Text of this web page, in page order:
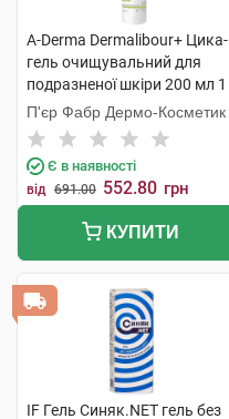
A-Derma Dermalibour+ Цика-
гель очищувальний для
подразненої шкіри 200 мл 1
флакон
П'єр Фабр Дермо-Косметик
Є в наявності
від 691.00 552.80 грн
КУПИТИ
IF Гель Синяк.NET гель без